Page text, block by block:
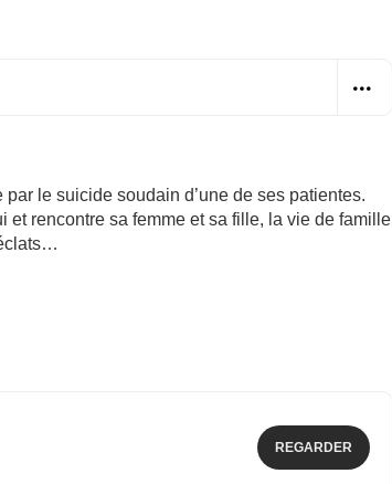
le suicide soudain d’une de ses patientes.
et rencontre sa femme et sa fille, la vie de famille
REGARDER